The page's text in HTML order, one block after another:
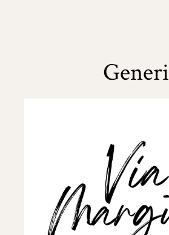
Generi